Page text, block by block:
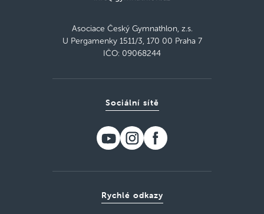
Asociace Český Gymnathlon, z.s.
U Pergamenky 1511/3, 170 00 Praha 7
IČO: 09068244
Rychlé odkazy
Sociální sítě